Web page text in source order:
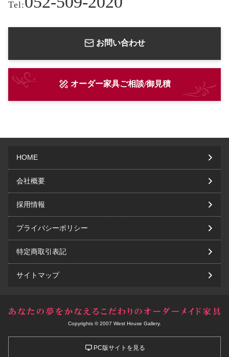
Tel:
お問い合わせ
オーダー家具ご相談/御見積
HOME
会社概要
採用情報
プライバシーポリシー
特定商取引表記
サイトマップ
Copyrights © 2007 West House Gallery.
PC版サイトを見る